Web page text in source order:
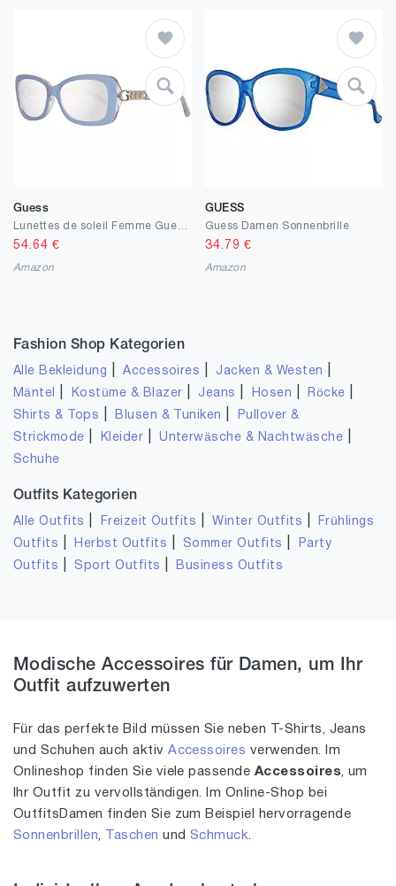
Guess
54.64 €
Amazon
GUESS
Guess Damen Sonnenbrille
34.79 €
Amazon
Fashion Shop Kategorien
Alle Bekleidung |Accessoires Jacken & Westen
Mäntel Kostüme & Blazer Jeans Hosen Röcke
Shirts & Tops Blusen & Tuniken
Pullover &
Strickmode
Kleider |Unterwäsche & Nachtwäsche
Schuhe
Outfits Kategorien
Alle Outfits Freizeit Outfits |Winter Outfits
Frühlings
Outfits
Herbst Outfits Sommer Outfits
Party
Outfits
Sport Outfits Business Outfits
Modische Accessoires für Damen, um Ihr
Outfit aufzuwerten
Für das perfekte Bild müssen Sie neben T-Shirts, Jeans
und Schuhen auch aktivAccessoires verwenden. Im
Onlineshop finden Sie viele passende Accessoires, um
Ihr Outfit zu vervollständigen. Im Online-Shop bei
OutfitsDamen finden Sie zum Beispiel hervorragende
Sonnenbrillen, Taschen und Schmuck.